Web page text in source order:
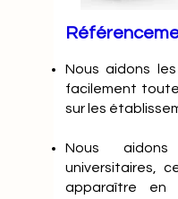
Nousaidons
facilement
sur les
Nous aidons
universitaires,
apparaître en